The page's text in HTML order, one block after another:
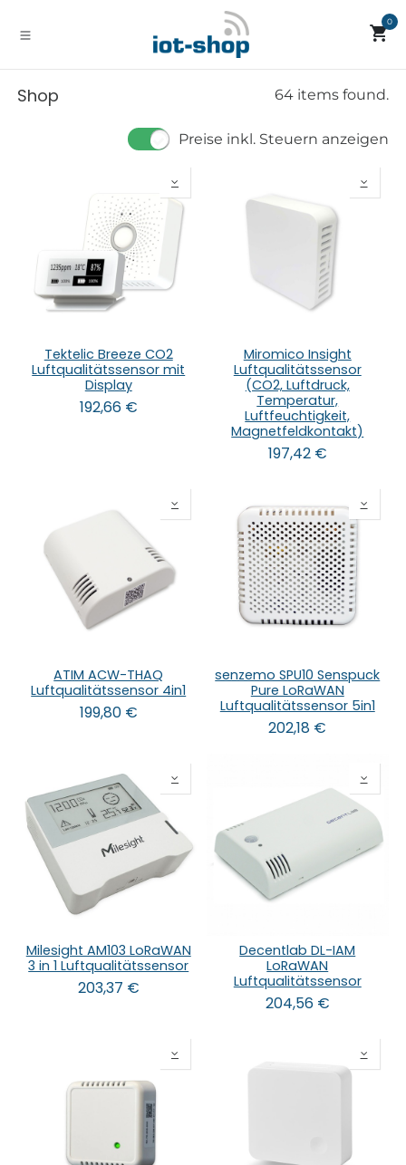
0
Shop 64 items found.
Preise inkl. Steuern anzeigen
Tektelic Breeze CO2
Luftqualitätssensor mit
Display
192,66€
Miromico Insight
Luftqualitätssensor
(CO2, Luftdruck,
Temperatur,
Luftfeuchtigkeit,
Magnetfeldkontakt)
197,42€
ATIM ACW-THAQ
Luftqualitätssensor 4in1
199,80€
senzemo SPU10 Senspuck
Pure LoRaWAN
Luftqualitätssensor 5in1
202,18 €
Milesight AM103 LoRaWAN
3 in 1 Luftqualitätssensor
203,37 €
Decentlab DL-IAM
LoRaWAN
Luftqualitätssensor
204,56€